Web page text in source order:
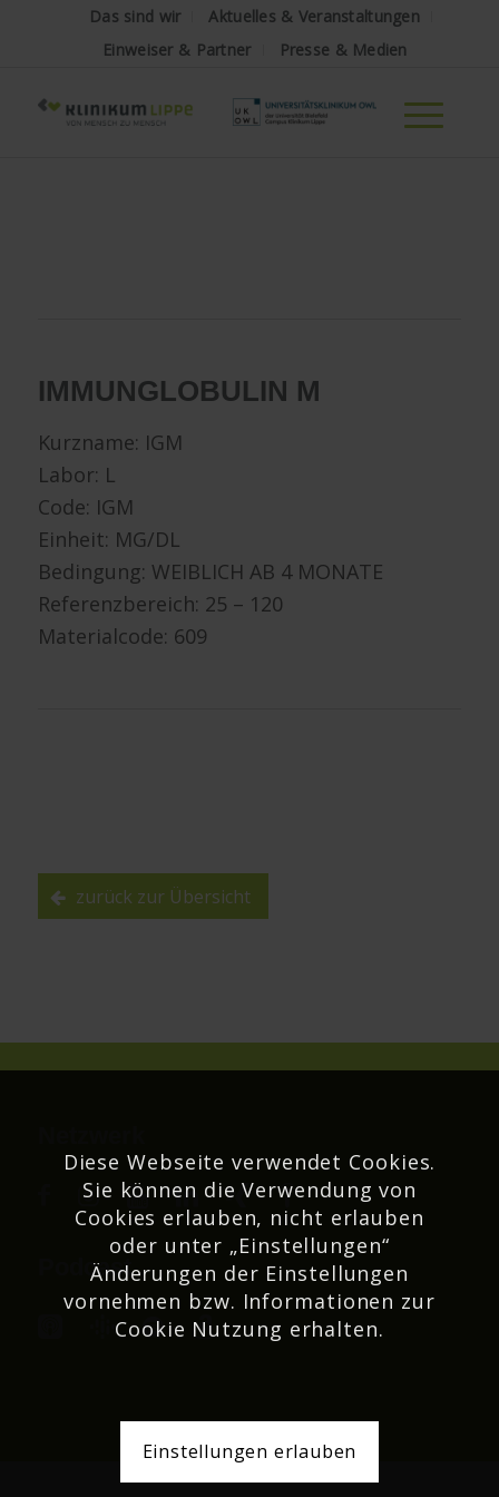
Das sind wir
Aktuelles & Veranstaltungen
Einweiser & Partner
Presse & Medien
IMMUNGLOBULIN M
Kurzname: IGM
Labor: L
Code: IGM
Einheit: MG/DL
Bedingung: WEIBLICH AB 4 MONATE
Referenzbereich: 25 – 120
Materialcode: 609
zurück zur Übersicht
Podcast
Diese Webseite verwendet Cookies.
Sie können die Verwendung von
Cookies erlauben, nicht erlauben
oder unter „Einstellungen“
Änderungen der Einstellungen
vornehmen bzw. Informationen zur
Cookie Nutzung erhalten.
Einstellungen erlauben